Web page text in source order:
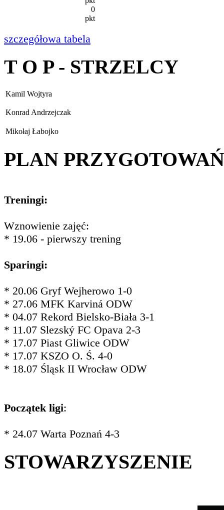
0
pkt
szczegółowa tabela
T O P - STRZELCY
Kamil Wojtyra
Konrad Andrzejczak
Mikołaj Łabojko
PLAN PRZYGOTOWAŃ
Treningi:
Wznowienie zajęć:
* 19.06 - pierwszy trening
Sparingi:
* 20.06 Gryf Wejherowo 1-0
* 27.06 MFK Karviná ODW
* 04.07 Rekord Bielsko-Biała 3-1
* 11.07 Slezský FC Opava 2-3
* 17.07 Piast Gliwice ODW
* 17.07 KSZO O. Ś. 4-0
* 18.07 Śląsk II Wrocław ODW
Początek ligi:
* 24.07 Warta Poznań 4-3
STOWARZYSZENIE